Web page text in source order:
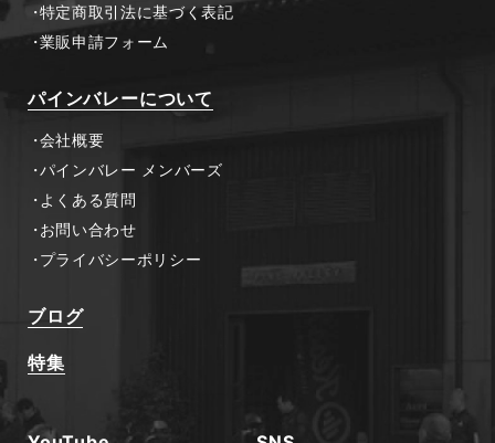
特定商取引法に基づく表記
業販申請フォーム
パインバレーについて
会社概要
パインバレー メンバーズ
よくある質問
お問い合わせ
プライバシーポリシー
ブログ
特集